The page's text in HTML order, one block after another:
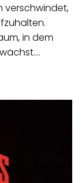
verschwindet,
in dem